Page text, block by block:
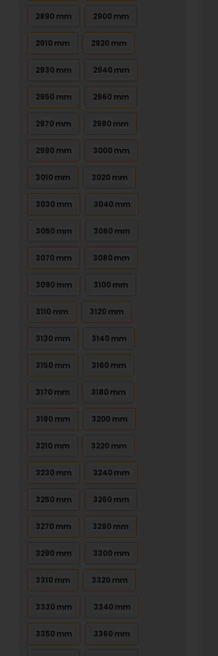
2890 mm 2900 mm
2910 mm 2920 mm
2930 mm 2940 mm
2950 mm 2960 mm
2970 mm 2980 mm
2990 mm 3000 mm
3010 mm 3020 mm
3030 mm 3040 mm
3050 mm 3060 mm
3070 mm 3080 mm
3090 mm 3100 mm
3110 mm 3120 mm
3130 mm 3140 mm
3150 mm 3160 mm
3170 mm 3180 mm
3190 mm 3200 mm
3210 mm 3220 mm
3230 mm 3240 mm
3250 mm 3260 mm
3270 mm 3280 mm
3290 mm 3300 mm
3310 mm 3320 mm
3330 mm 3340 mm
3350 mm 3360 mm